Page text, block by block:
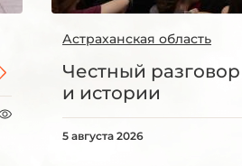
Астраханская область
Честный
и истории
5 августа 2026